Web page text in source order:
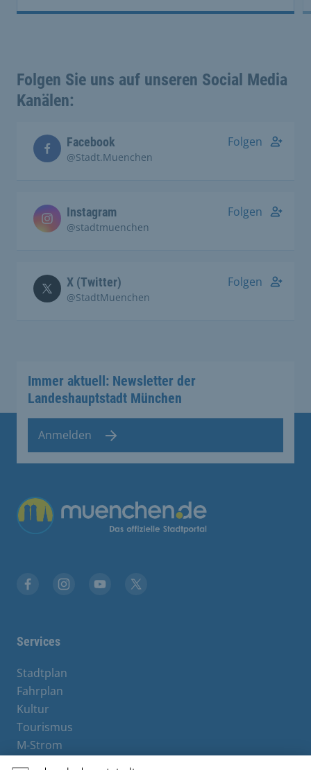
Folgen Sie uns auf unseren Social Media
Kanälen:
Facebook
@Stadt.Muenchen
Folgen
Instagram
@stadtmuenchen
Folgen
X (Twitter)
@StadtMuenchen
Folgen
Immer aktuell: Newsletter der
Landeshauptstadt München
Anmelden
Übergreifende Links
Services
Stadtplan
Fahrplan
Kultur
Tourismus
M-Strom